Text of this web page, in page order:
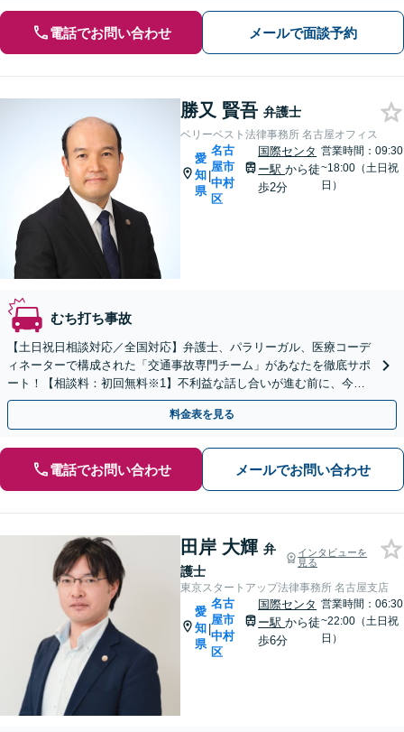
電話でお問い合わせ メールで面談予約
勝又 賢吾 弁護士
ベリーベスト法律事務所 名古屋オフィス
愛
知
県
|
名古
屋市
中村
区
国際センタ
ー駅から徒
歩2分
営業時間：09:30
~18:00（土日祝
日）
むち打ち事故
【土日祝日相談対応／全国対応】弁護士、パラリーガル、医療コーデ
ィネーターで構成された「交通事故専門チーム」があなたを徹底サポ
ート！【相談料：初回無料※1】不利益な話し合いが進む前に、今す
ぐ相談！
料金表を見る
電話でお問い合わせ メールでお問い合わせ
田岸 大輝 弁
護士
インタビューを
見る
東京スタートアップ法律事務所 名古屋支店
愛
知
県
|
名古
屋市
中村
区
国際センタ
ー駅から徒
歩6分
営業時間：06:30
~22:00（土日祝
日）